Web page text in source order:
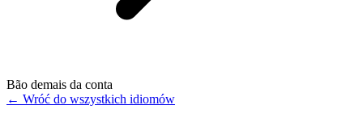
Bão demais da conta
← Wróć do wszystkich idiomów